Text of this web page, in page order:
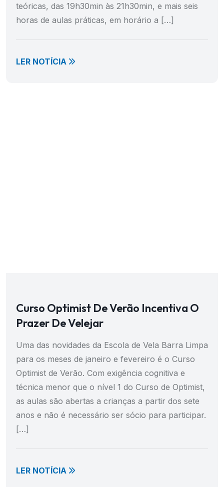
teóricas, das 19h30min às 21h30min, e mais seis
horas de aulas práticas, em horário a […]
LER NOTÍCIA
Curso Optimist De Verão Incentiva O
Prazer De Velejar
Uma das novidades da Escola de Vela Barra Limpa
para os meses de janeiro e fevereiro é o Curso
Optimist de Verão. Com exigência cognitiva e
técnica menor que o nível 1 do Curso de Optimist,
as aulas são abertas a crianças a partir dos sete
anos e não é necessário ser sócio para participar.
[…]
LER NOTÍCIA